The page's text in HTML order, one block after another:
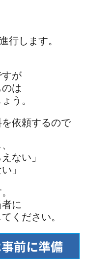
します。
が
は
う。
依頼するので
ない」
」
に
ください。
前に準備